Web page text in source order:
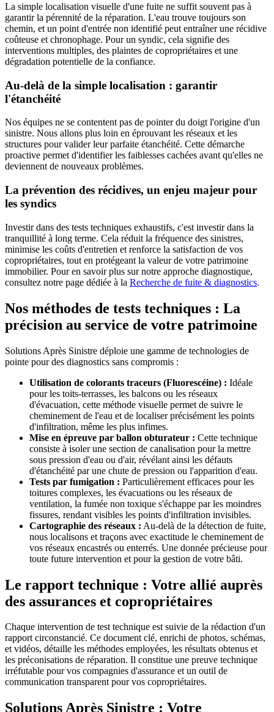
La simple localisation visuelle d'une fuite ne suffit souvent pas à
garantir la pérennité de la réparation. L'eau trouve toujours son
chemin, et un point d'entrée non identifié peut entraîner une récidive
coûteuse et chronophage. Pour un syndic, cela signifie des
interventions multiples, des plaintes de copropriétaires et une
dégradation potentielle de la confiance.
Au-delà de la simple localisation : garantir
l'étanchéité
Nos équipes ne se contentent pas de pointer du doigt l'origine d'un
sinistre. Nous allons plus loin en éprouvant les réseaux et les
structures pour valider leur parfaite étanchéité. Cette démarche
proactive permet d'identifier les faiblesses cachées avant qu'elles ne
deviennent de nouveaux problèmes.
La prévention des récidives, un enjeu majeur pour
les syndics
Investir dans des tests techniques exhaustifs, c'est investir dans la
tranquillité à long terme. Cela réduit la fréquence des sinistres,
minimise les coûts d'entretien et renforce la satisfaction de vos
copropriétaires, tout en protégeant la valeur de votre patrimoine
immobilier. Pour en savoir plus sur notre approche diagnostique,
consultez notre page dédiée à la Recherche de fuite & diagnostics.
Nos méthodes de tests techniques : La
précision au service de votre patrimoine
Solutions Après Sinistre déploie une gamme de technologies de
pointe pour des diagnostics sans compromis :
Utilisation de colorants traceurs (Fluorescéine) : Idéale
pour les toits-terrasses, les balcons ou les réseaux
d'évacuation, cette méthode visuelle permet de suivre le
cheminement de l'eau et de localiser précisément les points
d'infiltration, même les plus infimes.
Mise en épreuve par ballon obturateur : Cette technique
consiste à isoler une section de canalisation pour la mettre
sous pression d'eau ou d'air, révélant ainsi les défauts
d'étanchéité par une chute de pression ou l'apparition d'eau.
Tests par fumigation : Particulièrement efficaces pour les
toitures complexes, les évacuations ou les réseaux de
ventilation, la fumée non toxique s'échappe par les moindres
fissures, rendant visibles les points d'infiltration invisibles.
Cartographie des réseaux : Au-delà de la détection de fuite,
nous localisons et traçons avec exactitude le cheminement de
vos réseaux encastrés ou enterrés. Une donnée précieuse pour
toute future intervention et pour la gestion de votre bâti.
Le rapport technique : Votre allié auprès
des assurances et copropriétaires
Chaque intervention de test technique est suivie de la rédaction d'un
rapport circonstancié. Ce document clé, enrichi de photos, schémas,
et vidéos, détaille les méthodes employées, les résultats obtenus et
les préconisations de réparation. Il constitue une preuve technique
irréfutable pour vos compagnies d'assurance et un outil de
communication transparent pour vos copropriétaires.
Solutions Après Sinistre : Votre